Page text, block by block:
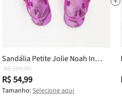
Sandália Petite Jolie Noah In
Glitter Uva PJ7618IN 25
R$ 109,99
R$ 54,99
Tamanho: Selecione aqui